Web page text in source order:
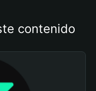
contenido